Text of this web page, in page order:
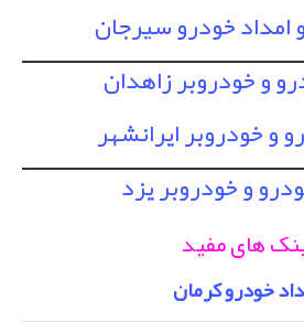
خودرو سیرجان
و خودروبر زاهدان
و خودروبر ایرانشهر
و خودروبر یزد
های مفید
خودرو کرمان